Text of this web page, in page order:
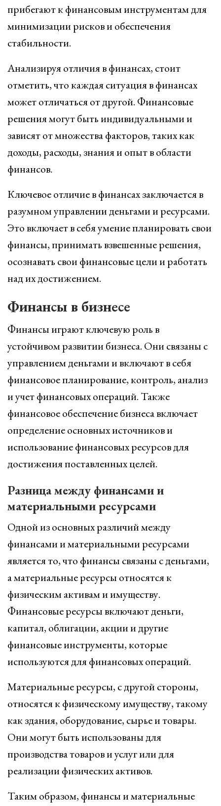
прибегают к финансовым инструментам для
минимизации рисков и обеспечения
стабильности.
Анализируя отличия в финансах, стоит
отметить, что каждая ситуация в финансах
может отличаться от другой. Финансовые
решения могут быть индивидуальными и
зависят от множества факторов, таких как
доходы, расходы, знания и опыт в области
финансов.
Ключевое отличие в финансах заключается в
разумном управлении деньгами и ресурсами.
Это включает в себя умение планировать свои
финансы, принимать взвешенные решения,
осознавать свои финансовые цели и работать
над их достижением.
Финансы в бизнесе
Финансы играют ключевую роль в
устойчивом развитии бизнеса. Они связаны с
управлением деньгами и включают в себя
финансовое планирование, контроль, анализ
и учет финансовых операций. Также
финансовое обеспечение бизнеса включает
определение основных источников и
использование финансовых ресурсов для
достижения поставленных целей.
Разница между финансами и
материальными ресурсами
Одной из основных различий между
финансами и материальными ресурсами
является то, что финансы связаны с деньгами,
а материальные ресурсы относятся к
физическим активам и имуществу.
Финансовые ресурсы включают деньги,
капитал, облигации, акции и другие
финансовые инструменты, которые
используются для финансовых операций.
Материальные ресурсы, с другой стороны,
относятся к физическому имуществу, такому
как здания, оборудование, сырье и товары.
Они могут быть использованы для
производства товаров и услуг или для
реализации физических активов.
Таким образом, финансы и материальные